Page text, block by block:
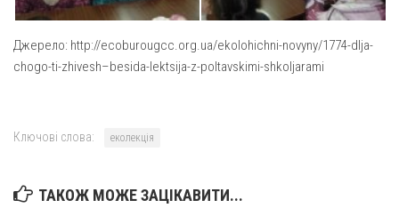
Сумщина
Оголошення
Трансляції
Джерело: http://ecoburougcc.org.ua/ekolohichni-novyny/1774-dlja-
chogo-ti-zhivesh–besida-lektsija-z-poltavskimi-shkoljarami
Ключові слова: еколекція
ТАКОЖ МОЖЕ ЗАЦІКАВИТИ...